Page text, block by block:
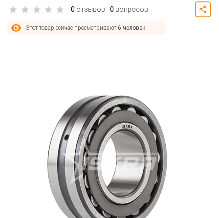
0 отзывов 0 вопросов
Этот товар сейчас просматривают 6 человек